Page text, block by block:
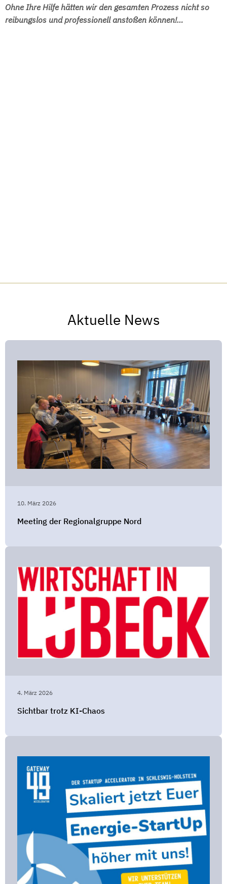
Ohne Ihre Hilfe hätten wir den gesamten Prozess nicht so
reibungslos und professionell anstoßen können!…
Aktuelle News
10. März 2026
Meeting der Regionalgruppe Nord
4. März 2026
Sichtbar trotz KI-Chaos